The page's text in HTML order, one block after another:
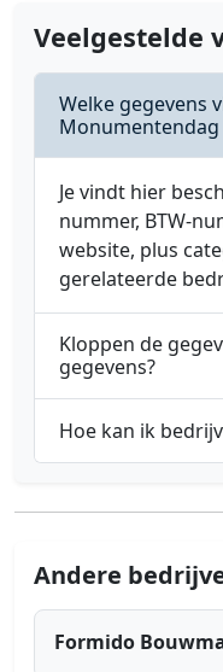
Veelgestelde
Welke gegevens
Monumentendag
Je vindt hier
nummer, BTW-
website, plus
gerelateerde
Kloppen de
gegevens?
Hoe kan ik
Andere
Formido